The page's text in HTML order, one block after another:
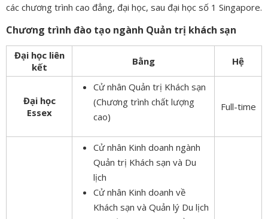
các chương trình cao đẳng, đại học, sau đại học số 1 Singapore.
Chương trình đào tạo ngành Quản trị khách sạn
Đại học liên
kết
Bằng Hệ
Đại học
Essex
Cử nhân Quản trị Khách sạn
(Chương trình chất lượng
cao)
Full-time
Cử nhân Kinh doanh ngành
Quản trị Khách sạn và Du
lịch
Cử nhân Kinh doanh về
Khách sạn và Quản lý Du lịch